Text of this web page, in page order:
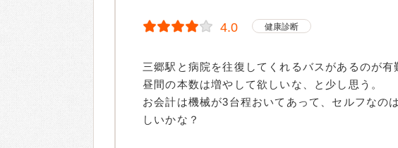
4.0 健康診断
三郷駅と病院を往復してくれるバスがあるのが有
昼間の本数は増やして欲しいな、と少し思う。
お会計は機械が3台程おいてあって、セルフなの
しいかな？